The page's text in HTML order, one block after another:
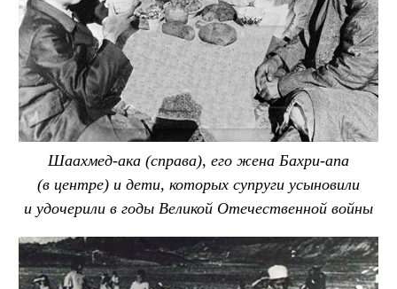
Шаахмед-ака (справа), его жена Бахри-апа
(в центре) и дети, которых супруги усыновили
и удочерили в годы Великой Отечественной войны